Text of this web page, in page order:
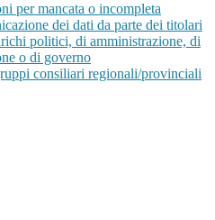
per mancata o incompleta
dei dati da parte dei titolari
politici, di amministrazione, di
o di governo
consiliari regionali/provinciali